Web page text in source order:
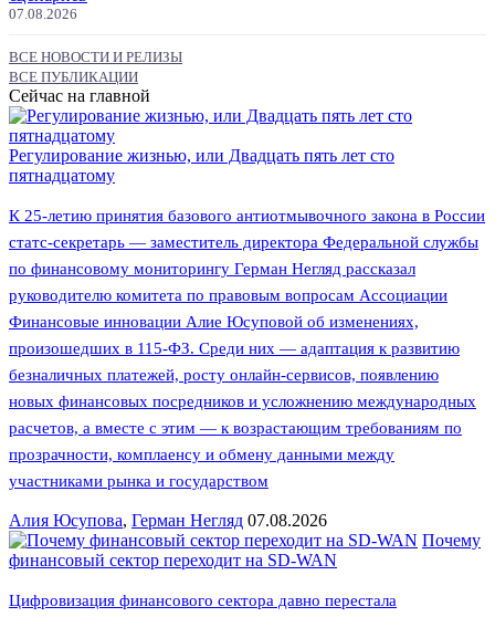
07.08.2026
ВСЕ НОВОСТИ И РЕЛИЗЫ
ВСЕ ПУБЛИКАЦИИ
Сейчас на главной
Регулирование жизнью, или Двадцать пять лет сто
пятнадцатому
К 25-летию принятия базового антиотмывочного закона в России
статс-секретарь — заместитель директора Федеральной службы
по финансовому мониторингу Герман Негляд рассказал
руководителю комитета по правовым вопросам Ассоциации
Финансовые инновации Алие Юсуповой об изменениях,
произошедших в 115-ФЗ. Среди них — адаптация к развитию
безналичных платежей, росту онлайн-сервисов, появлению
новых финансовых посредников и усложнению международных
расчетов, а вместе с этим — к возрастающим требованиям по
прозрачности, комплаенсу и обмену данными между
участниками рынка и государством
Алия Юсупова, Герман Негляд 07.08.2026
Почему
финансовый сектор переходит на SD-WAN
Цифровизация финансового сектора давно перестала